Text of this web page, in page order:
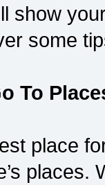
show
some
To
place
places.